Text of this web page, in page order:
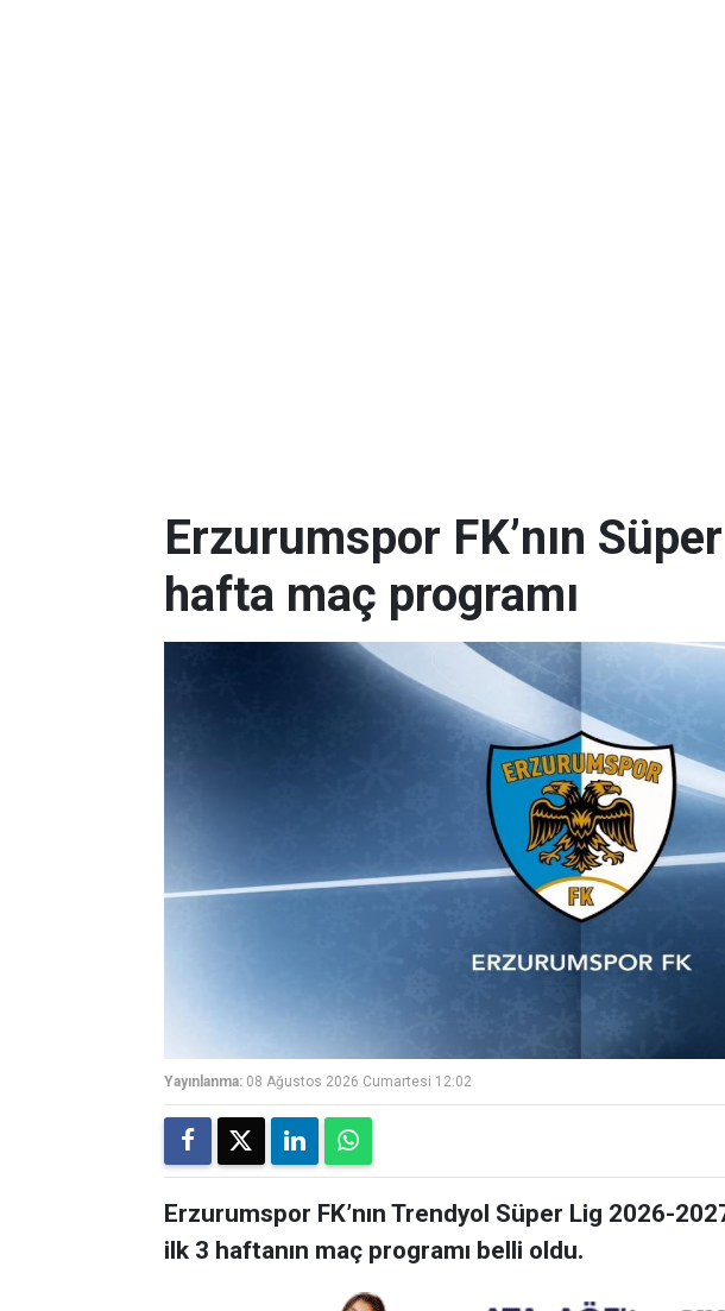
Erzurumspor FK’nın
hafta maç programı
Yayınlanma: 08 Ağustos 2026 Cumartesi 12:02
Erzurumspor FK’nın Trendyol Süper Lig 2026-
ilk 3 haftanın maç programı belli oldu.